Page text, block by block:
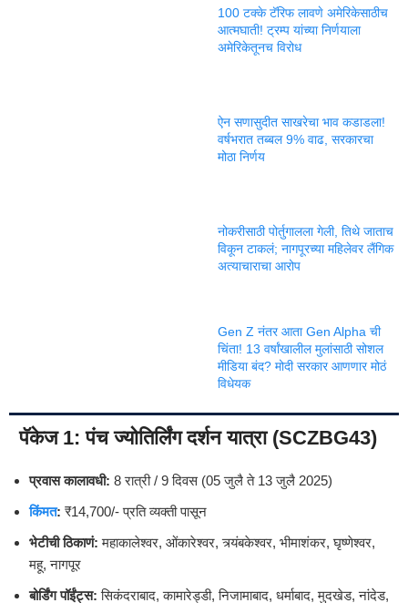
100 टक्के टॅरिफ लावणे अमेरिकेसाठीच
आत्मघाती! ट्रम्प यांच्या निर्णयाला
अमेरिकेतूनच विरोध
ऐन सणासुदीत साखरेचा भाव कडाडला!
वर्षभरात तब्बल 9% वाढ, सरकारचा
मोठा निर्णय
नोकरीसाठी पोर्तुगालला गेली, तिथे जाताच
विकून टाकलं; नागपूरच्या महिलेवर लैंगिक
अत्याचाराचा आरोप
Gen Z नंतर आता Gen Alpha ची
चिंता! 13 वर्षांखालील मुलांसाठी सोशल
मीडिया बंद? मोदी सरकार आणणार मोठं
विधेयक
पॅकेज 1:पंच ज्योतिर्लिंग दर्शन यात्रा (SCZBG43)
प्रवास कालावधी: 8 रात्री / 9 दिवस (05 जुलै ते 13 जुलै 2025)
किंमत: ₹14,700/- प्रति व्यक्ती पासून
भेटीची ठिकाणं: महाकालेश्वर, ओंकारेश्वर, त्र्यंबकेश्वर, भीमाशंकर, घृष्णेश्वर,
महू, नागपूर
बोर्डिंग पॉईंट्स: सिकंदराबाद, कामारेड्डी, निजामाबाद, धर्माबाद, मुदखेड, नांदेड,